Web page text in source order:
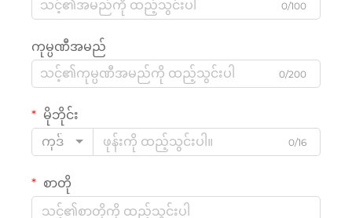
0/100
ကုမ္ပဏီအမည်
0/200
မိုဘိုင်း
ကုဒ်
0/16
စာတို